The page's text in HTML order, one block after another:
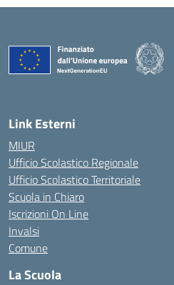
Link Esterni
MIUR
Ufficio Scolastico Regionale
Ufficio Scolastico Territoriale
Scuola in Chiaro
Iscrizioni On Line
Invalsi
Comune
La Scuola